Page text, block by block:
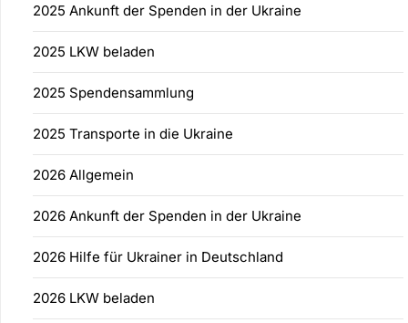
2025 Ankunft der Spenden in der Ukraine
2025 LKW beladen
2025 Spendensammlung
2025 Transporte in die Ukraine
2026 Allgemein
2026 Ankunft der Spenden in der Ukraine
2026 Hilfe für Ukrainer in Deutschland
2026 LKW beladen